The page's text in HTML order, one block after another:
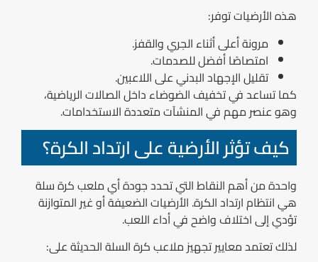
هذه الأرضيات توفر:
مرونة أعلى أثناء الجري والقفز.
امتصاصًا أفضل للصدمات.
تقليل الإجهاد البدني على اللاعبين.
كما تساعد في تخفيف الضوضاء داخل الصالات الرياضية،
وهو عنصر مهم في المنشآت متعددة الاستخدامات.
كيف تؤثر الأرضية على ارتداد الكرة؟
واحدة من أهم النقاط التي تحدد جودة أي ملعب كرة سلة
هي انتظام ارتداد الكرة. الأرضيات الضعيفة أو غير المتوازنة
تؤدي إلى اختلاف واضح في أداء اللعب.
لذلك تعتمد معايير تجهيز ملاعب كرة السلة الحديثة على: